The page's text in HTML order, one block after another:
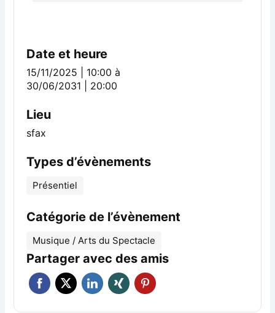
Date et heure
15/11/2025 | 10:00à
30/06/2031 | 20:00
Lieu
sfax
Types d’évènements
Présentiel
Catégorie de l’évènement
Musique / Arts du Spectacle
Partager avec des amis